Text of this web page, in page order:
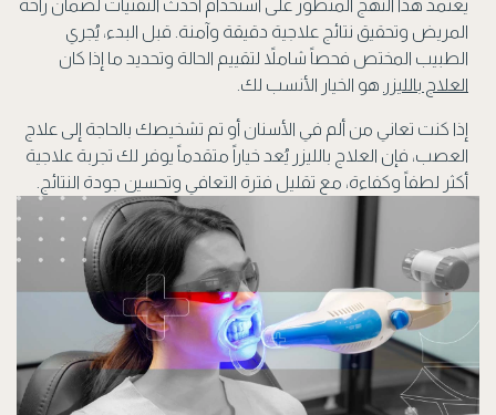
يعتمد هذا النهج المتطور على استخدام أحدث التقنيات لضمان راحة
المريض وتحقيق نتائج علاجية دقيقة وآمنة. قبل البدء، يُجري
الطبيب المختص فحصاً شاملاً لتقييم الحالة وتحديد ما إذا كان
العلاج بالليزر هو الخيار الأنسب لك.
إذا كنت تعاني من ألم في الأسنان أو تم تشخيصك بالحاجة إلى علاج
العصب، فإن العلاج بالليزر يُعد خياراً متقدماً يوفر لك تجربة علاجية
أكثر لطفاً وكفاءة، مع تقليل فترة التعافي وتحسين جودة النتائج.